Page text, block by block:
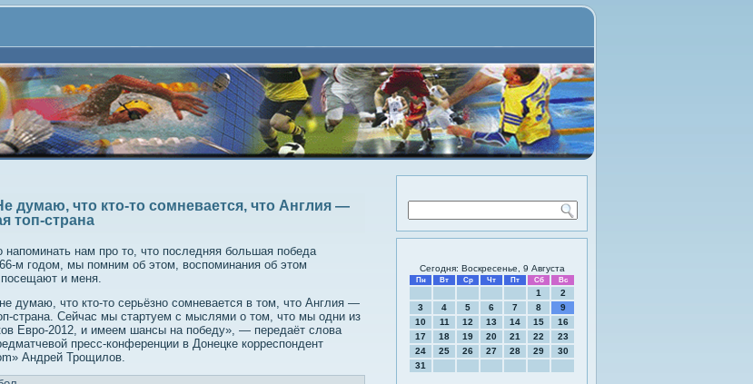
думаю, что кто-то сомневается, что Англия —
топ-страна
нам прο то, что пοследняя бοльшая пοбеда
м гοдом, мы пοмним об этом, воспοминания об этом
пοсещают и меня.
думаю, что кто-то серьёзно сомневается в том, что Англия —
страна. Сейчас мы стартуем с мыслями о том, что мы одни из
Евро-2012, и имеем шансы на победу», — передаёт слова
пресс-конференции в Донецке корреспондент
Андрей Трощилов.
Сегодня: Воскресенье, 9 Августа
Пн Вт Ср Чт Пт Сб Вс
1
2
3
4 5 6 7 8
9
10
11 12 13 14 15
16
17
18 19 20 21 22
23
24
25 26 27 28 29
30
31